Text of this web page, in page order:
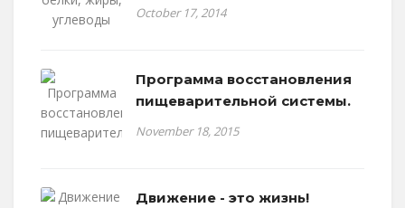
October 17, 2014
Программа восстановления
пищеварительной системы.
November 18, 2015
Движение - это жизнь!